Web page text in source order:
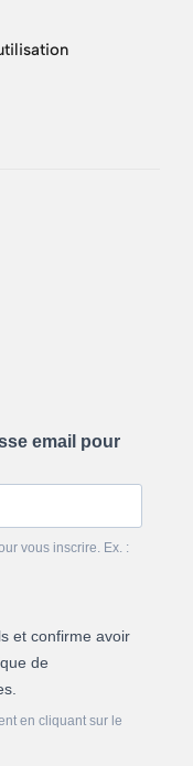
email pour
vous inscrire. Ex. :
et confirme avoir
de
en cliquant sur le